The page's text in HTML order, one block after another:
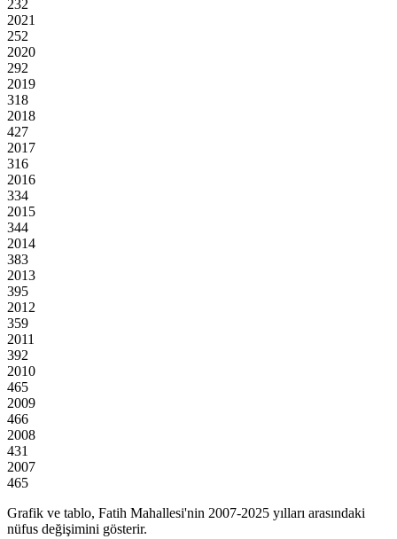
232
2021
252
2020
292
2019
318
2018
427
2017
316
2016
334
2015
344
2014
383
2013
395
2012
359
2011
392
2010
465
2009
466
2008
431
2007
465
Grafik ve tablo, Fatih Mahallesi'nin 2007-2025 yılları arasındaki
nüfus değişimini gösterir.